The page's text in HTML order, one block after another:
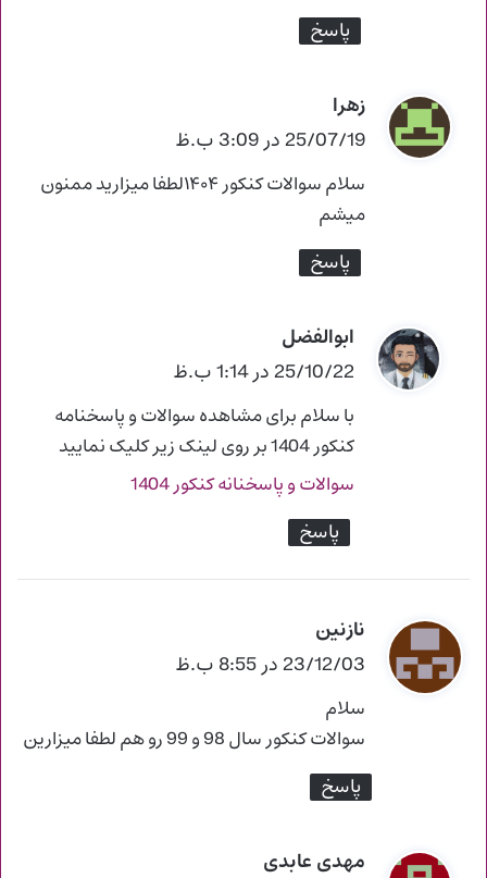
پاسخ
زهرا
ف
ت
:
25/07/19 در 3:09 ب.ظ
سلام سوالات کنکور ۱۴۰۴لطفا میزارید ممنون
میشم
پاسخ
ابوالفضل
ف
ت
:
25/10/22 در 1:14 ب.ظ
با سلام برای مشاهده سوالات و پاسخنامه
کنکور 1404 بر روی لینک زیر کلیک نمایید
سوالات و پاسخنانه کنکور 1404
پاسخ
نازنين
ف
:
23/12/03 در 8:55 ب.ظ
سلام
سوالات كنكور سال 98 و 99 رو هم لطفا ميزارين
پاسخ
مهدی عابدی